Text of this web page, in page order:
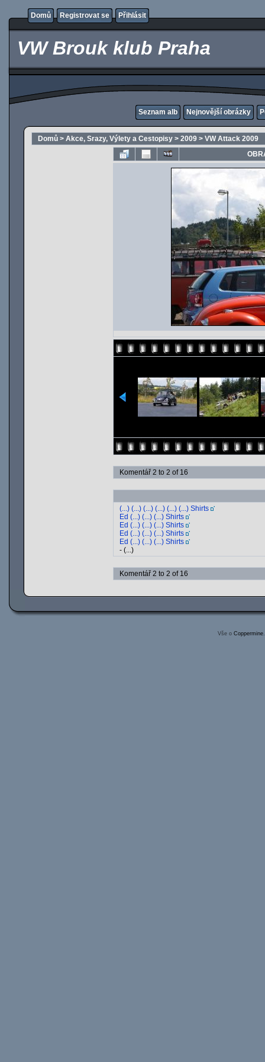
Domů Registrovat se Přihlásit
VW Brouk klub Praha
Seznam alb Nejnovější obrázky
Domů > Akce, Srazy, Výlety a Cestopisy > 2009 > VW Attack 2009
Komentář 2 to 2 of 16
(...) (...) (...) (...) (...) (...) Shirts
Ed (...) (...) (...) Shirts
Ed (...) (...) (...) Shirts
Ed (...) (...) (...) Shirts
Ed (...) (...) (...) Shirts
- (...)
Komentář 2 to 2 of 16
Vše o Coppermine